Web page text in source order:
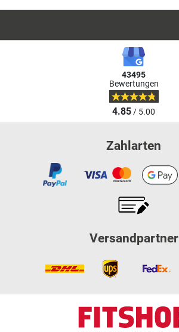
43495
Bewertungen
4.85/ 5.00
Zahlarten
Versandpartner